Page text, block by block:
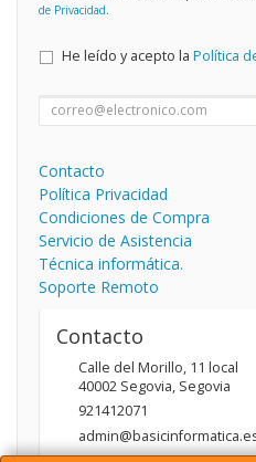
de Privacidad
He leído y acepto la Política
Contacto
Política Privacidad
Condiciones de Compra
Servicio de Asistencia
Técnica informática.
Soporte Remoto
Contacto
Calle del Morillo, 11 local
40002 Segovia, Segovia
921412071